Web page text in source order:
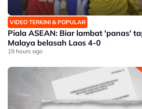
VIDEO TERKINI & POPULAR
Piala ASEAN: Biar lambat 'panas'
Malaya belasah Laos 4-0
19 hours ago